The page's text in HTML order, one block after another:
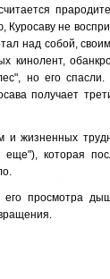
не
над собой,
кинолент,
но его
получает
жизненных
которая
просмотра